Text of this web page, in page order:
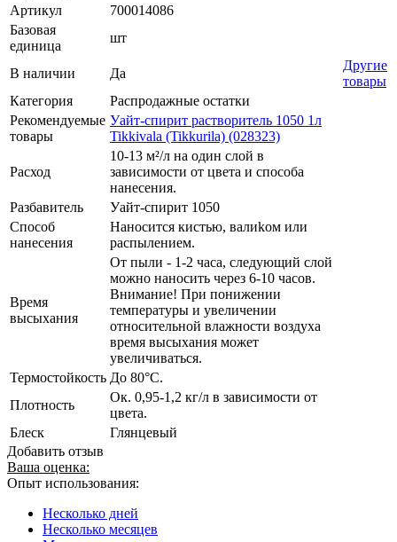
Артикул
700014086
Базовая
единица
шт
В наличии Да
Другие
товары
Категория
Распродажные остатки
Рекомендуемые
товары
Уайт-спирит растворитель 1050 1л
Tikkivala (Tikkurila) (028323)
Расход
10-13 м²/л на один слой в
зависимости от цвета и способа
нанесения.
Разбавитель
Уайт-спирит 1050
Способ
нанесения
Наносится киcтью, вaлиkом или
рaспылением.
Время
высыхания
От пыли - 1-2 часа, следующий слой
можно наносить через 6-10 часов.
Внимание! При понижении
температуры и увеличении
относительной влажности воздуха
время высыхания может
увеличиваться.
Термостойкость До 80°C.
Плотность
Ок. 0,95-1,2 кг/л в зависимости от
цвета.
Блеск
Глянцевый
Добавить отзыв
Ваша оценка:
Опыт использования:
Несколько дней
Несколько месяцев